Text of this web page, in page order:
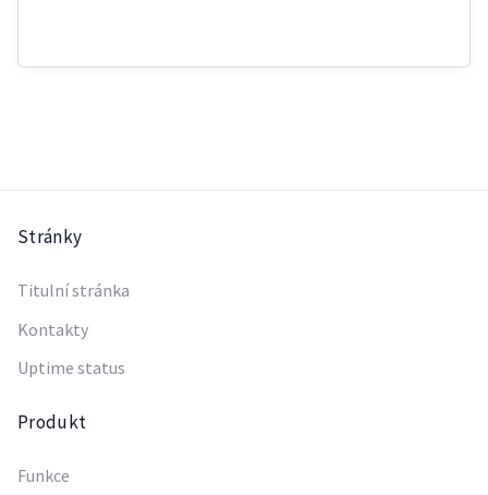
Stránky
Titulní stránka
Kontakty
Uptime status
Produkt
Funkce